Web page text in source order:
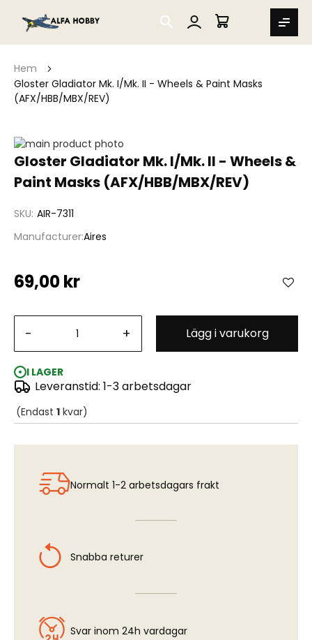
SEARCH
MIN VARUKORG
Hem
Gloster Gladiator Mk. I/Mk. II - Wheels & Paint Masks
(AFX/HBB/MBX/REV)
Gloster Gladiator Mk. I/Mk. II - Wheels &
Paint Masks (AFX/HBB/MBX/REV)
SKU AIR-7311
ManufacturerAires
69,00 kr
- + Lägg i varukorg
I LAGER
Leveranstid: 1-3 arbetsdagar
(Endast 1 kvar)
Hoppa
till
av
Gloster Gladiator Mk. I/Mk. II - Wheels & Paint Masks
Hoppa
början
bildgalleriet
Normalt 1-2 arbetsdagars frakt
Snabba returer
Svar inom 24h vardagar